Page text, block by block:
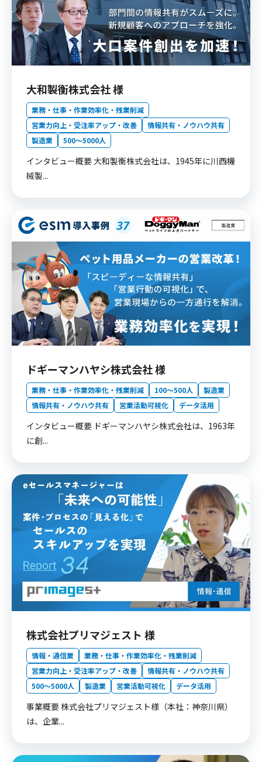
大和製衡株式会社 様
業務・仕事・作業効率化・残業削減
営業力向上・受注率アップ・改善
情報共有・ノウハウ共有
製造業
500〜5000人
インタビュー概要 大和製衡株式会社は、1945年に川西機
械製...
ドギーマンハヤシ株式会社 様
業務・仕事・作業効率化・残業削減 100〜500人
製造業
情報共有・ノウハウ共有
営業活動可視化 データ活用
インタビュー概要 ドギーマンハヤシ株式会社は、1963年
に創...
株式会社プリマジェスト 様
情報・通信業
業務・仕事・作業効率化・残業削減
営業力向上・受注率アップ・改善
情報共有・ノウハウ共有
500〜5000人
製造業 営業活動可視化 データ活用
事業概要 株式会社プリマジェスト様（本社：神奈川県）
は、企業...